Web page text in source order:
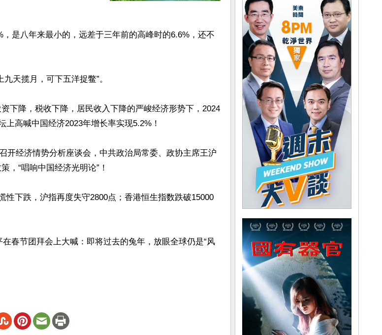
是八年来最小的，远差于三年前的高峰时的6.6%，还不
天揽月，可下五洋捉鳖”。
下降，税收下降，居民收入下降的严峻经济形势下，2024
上高喊中国经济2023年增长率实现5.2%！
开经济情势分析座谈会，中共政治局常委、政协主席王沪
，“唱响中国经济光明论”！
性下跌，沪指再度失守2800点；香港恒生指数跌破15000
春节团拜会上大喊：即将过去的兔年，放眼全球仍是“风